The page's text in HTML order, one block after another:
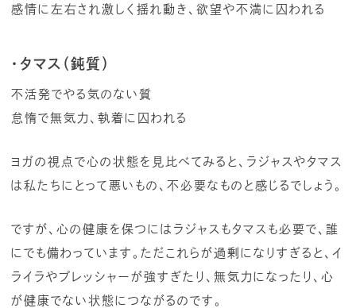
感情に左右され激しく揺れ動き、欲望や不満に囚われる
・タマス（鈍質）
不活発でやる気のない質
怠惰で無気力、執着に囚われる
ヨガの視点で心の状態を見比べてみると、ラジャスやタマス
は私たちにとって悪いもの、不必要なものと感じるでしょう。
ですが、心の健康を保つにはラジャスもタマスも必要で、誰
にでも備わっています。ただこれらが過剰になりすぎると、イ
ライラやプレッシャーが強すぎたり、無気力になったり、心
が健康でない状態につながるのです。